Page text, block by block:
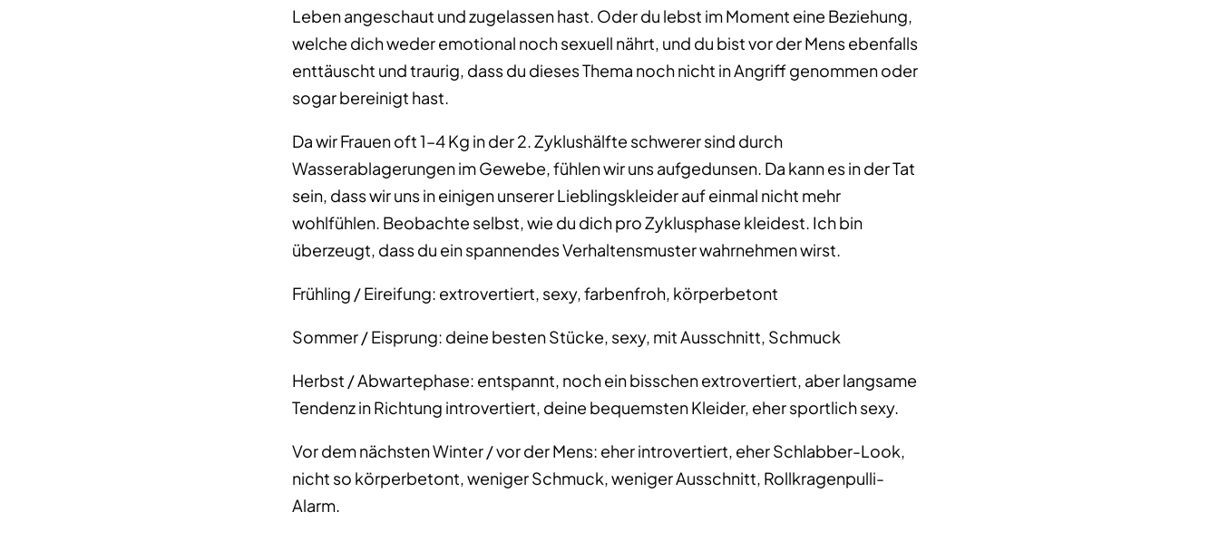
Leben angeschaut und zugelassen hast. Oder du lebst im Moment eine Beziehung,
welche dich weder emotional noch sexuell nährt, und du bist vor der Mens ebenfalls
enttäuscht und traurig, dass du dieses Thema noch nicht in Angriff genommen oder
sogar bereinigt hast.
Da wir Frauen oft 1–4 Kg in der 2. Zyklushälfte schwerer sind durch
Wasserablagerungen im Gewebe, fühlen wir uns aufgedunsen. Da kann es in der Tat
sein, dass wir uns in einigen unserer Lieblingskleider auf einmal nicht mehr
wohlfühlen. Beobachte selbst, wie du dich pro Zyklusphase kleidest. Ich bin
überzeugt, dass du ein spannendes Verhaltensmuster wahrnehmen wirst.
Frühling / Eireifung: extrovertiert, sexy, farbenfroh, körperbetont
Sommer / Eisprung: deine besten Stücke, sexy, mit Ausschnitt, Schmuck
Herbst / Abwartephase: entspannt, noch ein bisschen extrovertiert, aber langsame
Tendenz in Richtung introvertiert, deine bequemsten Kleider, eher sportlich sexy.
Vor dem nächsten Winter / vor der Mens: eher introvertiert, eher Schlabber-Look,
nicht so körperbetont, weniger Schmuck, weniger Ausschnitt, Rollkragenpulli-
Alarm.